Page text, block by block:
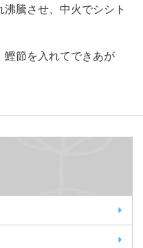
騰させ、中火でシシト
節を入れてできあが